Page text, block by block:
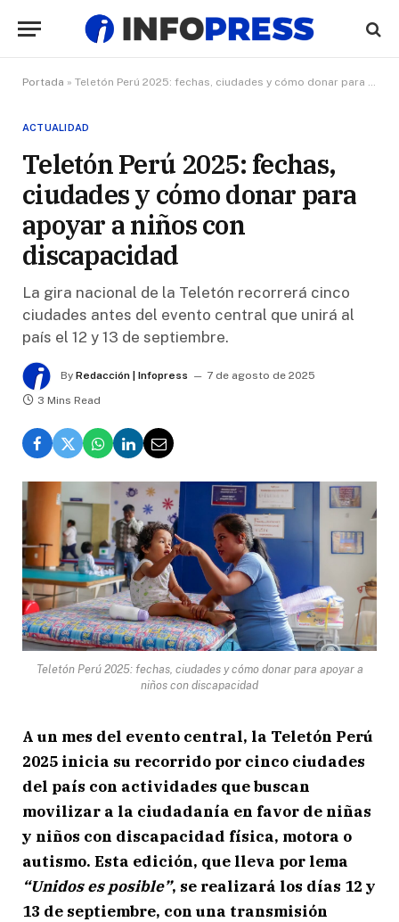
Portada » Teletón Perú 2025: fechas, ciudades y cómo donar para apoyar a niños con discapacidad
ACTUALIDAD
Teletón Perú 2025: fechas,
ciudades y cómo donar para
apoyar a niños con
discapacidad
La gira nacional de la Teletón recorrerá cinco
ciudades antes del evento central que unirá al
país el 12 y 13 de septiembre.
By Redacción | Infopress
7 de agosto de 2025
3 Mins Read
Teletón Perú 2025: fechas, ciudades y cómo donar para apoyar a
niños con discapacidad
A un mes del evento central, la Teletón Perú
2025 inicia su recorrido por cinco ciudades
del país con actividades que buscan
movilizar a la ciudadanía en favor de niñas
y niños con discapacidad física, motora o
autismo. Esta edición, que lleva por lema
“Unidos es posible”, se realizará los días 12 y
13 de septiembre, con una transmisión